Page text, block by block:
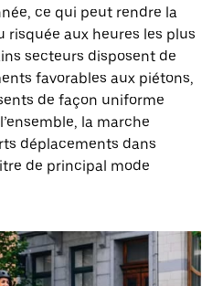
ce qui peut rendre la
aux heures les plus
secteurs disposent de
favorables aux piétons,
de façon uniforme
la marche
déplacements dans
de principal mode